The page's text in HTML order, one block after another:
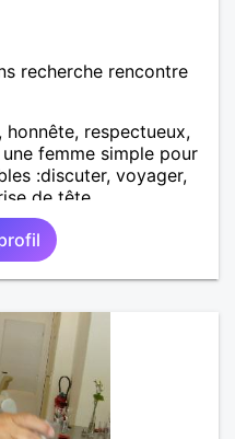
recherche rencontre
honnête, respectueux,
femme simple pour
:discuter, voyager,
de tête.